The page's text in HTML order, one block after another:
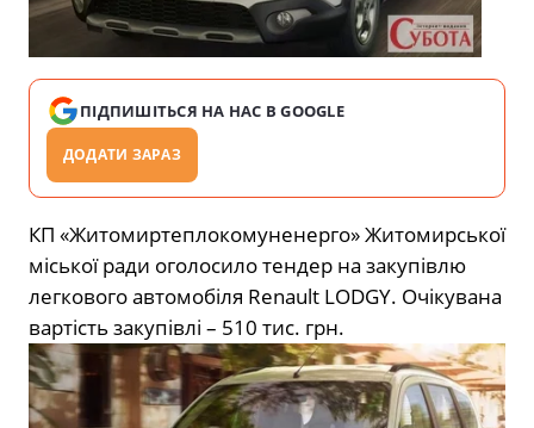
ПІДПИШІТЬСЯ НА НАС В GOOGLE
ДОДАТИ ЗАРАЗ
КП «Житомиртеплокомуненерго» Житомирської
міської ради оголосило тендер на закупівлю
легкового автомобіля Renault LODGY. Очікувана
вартість закупівлі – 510 тис. грн.